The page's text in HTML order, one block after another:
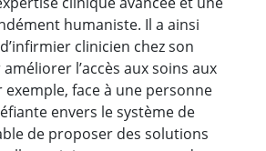
humaniste. Il a ainsi
clinicien chez son
l’accès aux soins aux
exemple, face à une personne
envers le système de
de proposer des solutions